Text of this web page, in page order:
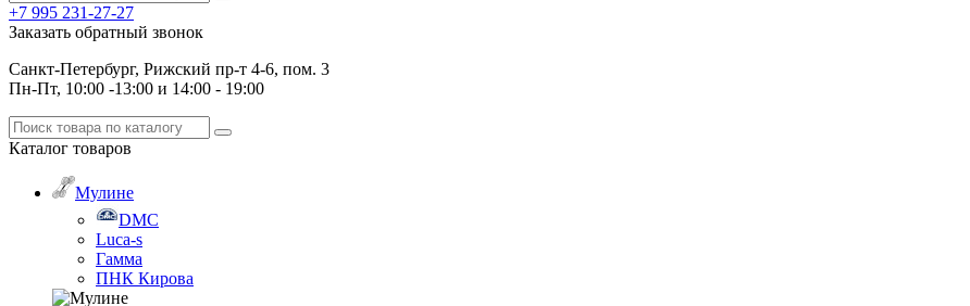
+7 995 231-27-27
Заказать обратный звонок
Санкт-Петербург, Рижский пр-т 4-6, пом. 3
Пн-Пт, 10:00 -13:00 и 14:00 - 19:00
Каталог товаров
Мулине
DMC
Luca-s
Гамма
ПНК Кирова